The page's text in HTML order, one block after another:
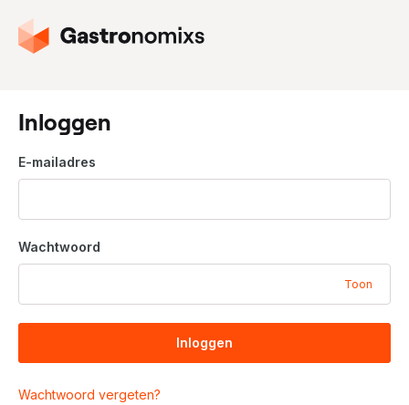
G
a
a
r
d
e
o
m
e
a
g
n
a
Inloggen
E-mailadres
Wachtwoord
Toon
Inloggen
Wachtwoord vergeten?